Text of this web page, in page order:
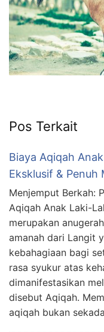
Pos Terkait
Biaya Aqiqah
Eksklusif & Penuh
Menjemput Berkah:
Aqiqah Anak Laki-
merupakan
amanah dari Langit
kebahagiaan bagi
rasa syukur atas
dimanifestasikan
disebut Aqiqah.
aqiqah bukan